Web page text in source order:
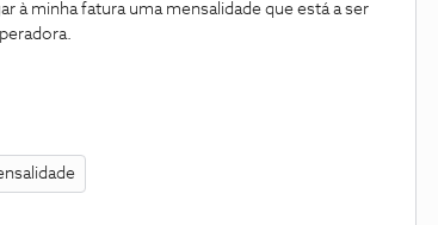
à minha fatura uma mensalidade que está a ser